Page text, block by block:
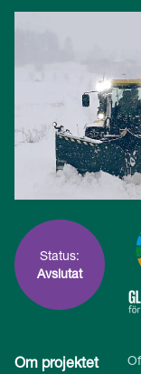
Status:
Avslutat
Om projektet